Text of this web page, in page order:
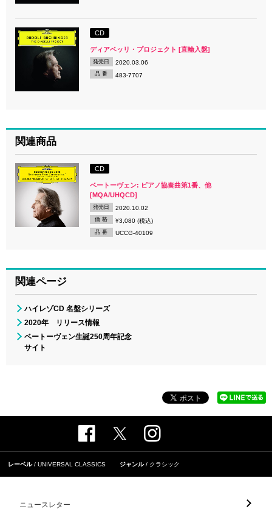
CD
ディアベッリ・プロジェクト [直輸入盤]
発売日 2020.03.06
品 番 483-7707
関連商品
CD
ベートーヴェン: ピアノ協奏曲第1番、他
[MQA/UHQCD]
発売日 2020.10.02
価 格 ¥3,080 (税込)
品 番 UCCG-40109
関連ページ
ハイレゾCD 名盤シリーズ
2020年 リリース情報
ベートーヴェン生誕250周年記念
サイト
レーベル UNIVERSAL CLASSICS ジャンル クラシック
ニュースレター